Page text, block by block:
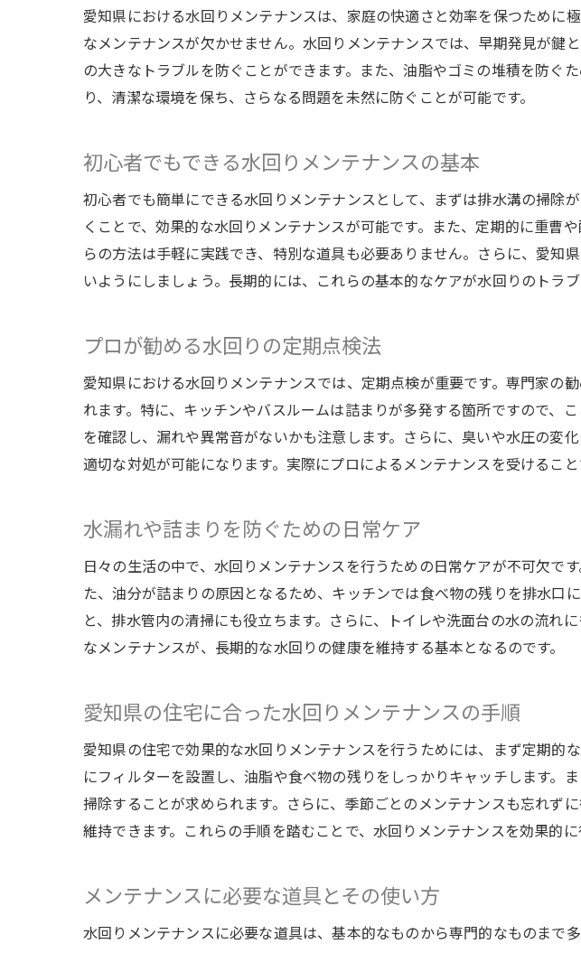
排水管詰まりを防ぎ、
排水管詰まりを
住環境の快適さ
環境に配慮した住
快適な住環境のた
排水管メンテナ
愛知県における水回りメンテナンスは、家庭の快適さと効率を保つために
なメンテナンスが欠かせません。水回りメンテナンスでは、早期発見が鍵
の大きなトラブルを防ぐことができます。また、油脂やゴミの堆積を防ぐ
り、清潔な環境を保ち、さらなる問題を未然に防ぐことが可能です。
初心者でもできる水回りメンテナンスの基本
初心者でも簡単にできる水回りメンテナンスとして、まずは排水溝の掃除
くことで、効果的な水回りメンテナンスが可能です。また、定期的に重曹
らの方法は手軽に実践でき、特別な道具も必要ありません。さらに、愛
いようにしましょう。長期的には、これらの基本的なケアが水回りのトラ
プロが勧める水回りの定期点検法
愛知県における水回りメンテナンスでは、定期点検が重要です。専門家の
れます。特に、キッチンやバスルームは詰まりが多発する箇所ですので、
を確認し、漏れや異常音がないかも注意します。さらに、臭いや水圧の変
適切な対処が可能になります。実際にプロによるメンテナンスを受けるこ
水漏れや詰まりを防ぐための日常ケア
日々の生活の中で、水回りメンテナンスを行うための日常ケアが不可欠で
た、油分が詰まりの原因となるため、キッチンでは食べ物の残りを排水口
と、排水管内の清掃にも役立ちます。さらに、トイレや洗面台の水の流れ
なメンテナンスが、長期的な水回りの健康を維持する基本となるのです。
愛知県の住宅に合った水回りメンテナンスの手順
愛知県の住宅で効果的な水回りメンテナンスを行うためには、まず定期的
にフィルターを設置し、油脂や食べ物の残りをしっかりキャッチします。
掃除することが求められます。さらに、季節ごとのメンテナンスも忘れず
維持できます。これらの手順を踏むことで、水回りメンテナンスを効果的
メンテナンスに必要な道具とその使い方
水回りメンテナンスに必要な道具は、基本的なものから専門的なものまで